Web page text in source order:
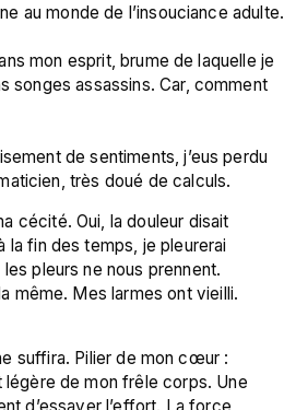
au monde de l’insouciance adulte.
mon esprit, brume de laquelle je
songes assassins. Car, comment
de sentiments, j’eus perdu
cécité. Oui, la douleur disait
la fin des temps, je pleurerai
pleurs ne nous prennent.
même. Mes larmes ont vieilli.
suffira. Pilier de mon cœur :
légère de mon frêle corps. Une